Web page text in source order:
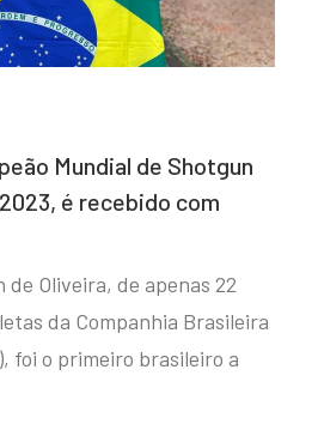
Mundial de Shotgun
é recebido com
de Oliveira, de apenas 22
da Companhia Brasileira
foi o primeiro brasileiro a